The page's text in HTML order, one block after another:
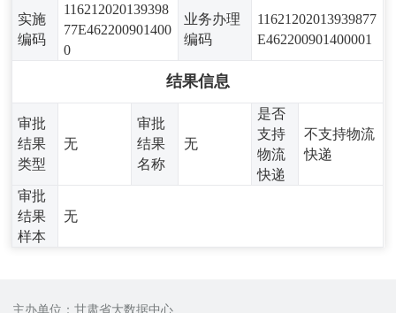
实施
编码
116212020139398
77E462200901400
0
业务办理
编码
11621202013939877
E462200901400001
结果信息
审批
结果
类型
无
审批
结果
名称
无
是否
支持
物流
快递
不支持物流
快递
审批
结果
样本
无
主办单位：甘肃省大数据中心